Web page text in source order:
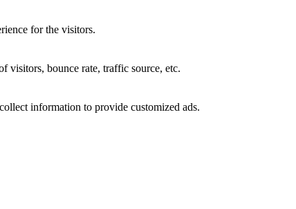
for the visitors.
visitors, bounce rate, traffic source, etc.
information to provide customized ads.